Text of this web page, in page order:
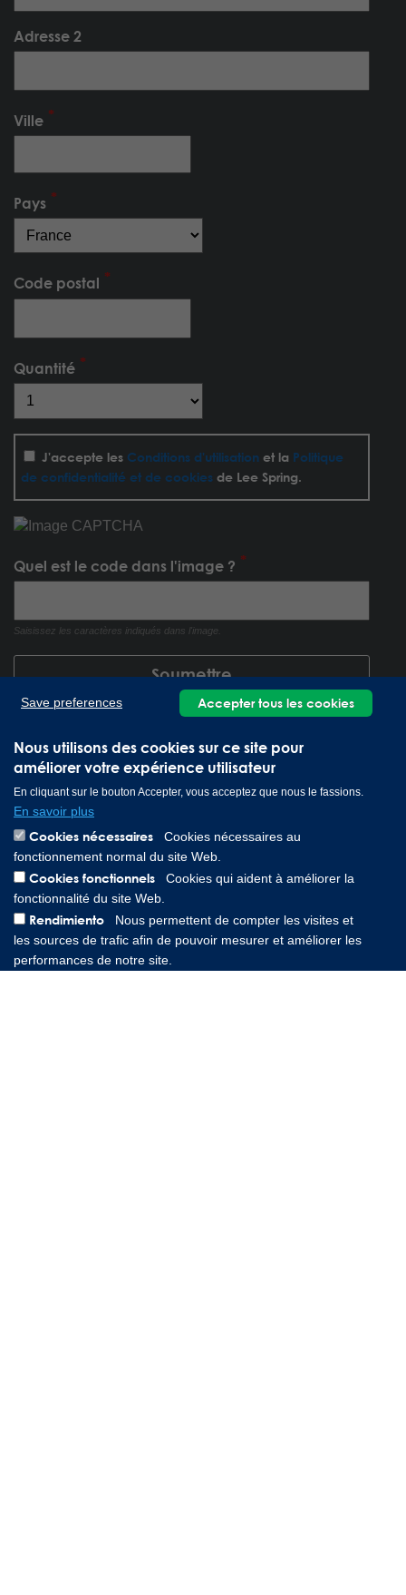
Adresse 2
Ville
Pays
Code postal
Quantité
J'accepte les Conditions d'utilisationet la Politique
de confidentialité et de cookies de Lee Spring.
Quel est le code dans l'image ?
Saisissez les caractères indiqués dans l'image.
Lee Spring GmbH, Altenaer Straße 23, 58507 Lüdenscheid
Copyright © 2026 Lee Spring Company
Nous utilisons des cookies sur ce site pour
améliorer votre expérience utilisateur
En cliquant sur le bouton Accepter, vous acceptez que nous le fassions.
En savoir plus
Cookies nécessaires
Cookies nécessaires au
fonctionnement normal du site Web.
Cookies fonctionnels
Cookies qui aident à améliorer la
fonctionnalité du site Web.
Rendimiento
Nous permettent de compter les visites et
les sources de trafic afin de pouvoir mesurer et améliorer les
performances de notre site.
Save preferences Accepter tous les cookies